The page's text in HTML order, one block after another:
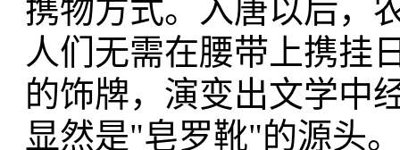
携物方式。入唐以后，
人们无需在腰带上携挂
的饰牌，演变出文学中
显然是"皂罗靴"的源头